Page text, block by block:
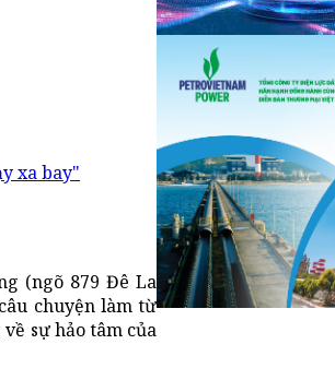
xa bay"
(ngõ 879 Đê La
chuyện làm từ
sự hảo tâm của